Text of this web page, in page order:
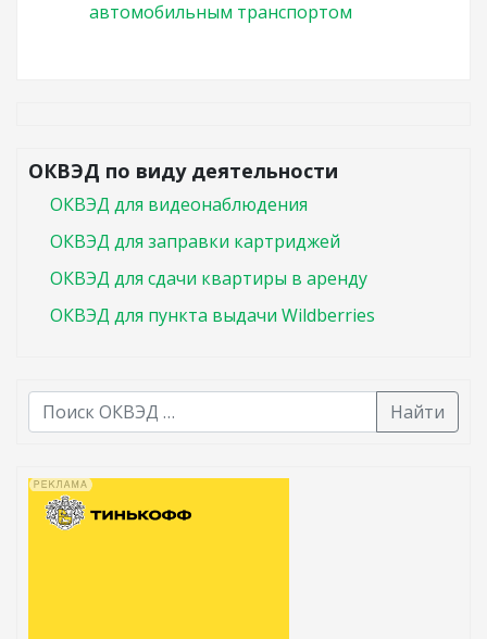
автомобильным транспортом
ОКВЭД по виду деятельности
ОКВЭД для видеонаблюдения
ОКВЭД для заправки картриджей
ОКВЭД для сдачи квартиры в аренду
ОКВЭД для пункта выдачи Wildberries
Найти
В списке найденных результатов используйте